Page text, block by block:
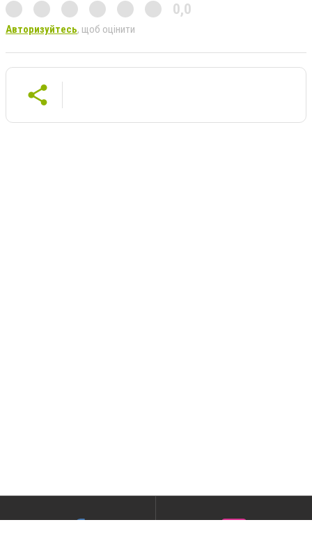
0,0
Авторизуйтесь, щоб оцінити